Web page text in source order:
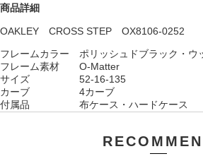
商品詳細
OAKLEY CROSS STEP OX8106-0252
フレームカラー ポリッシュドブラック・ウ
フレーム素材 O-Matter
サイズ 52-16-135
カーブ 4カーブ
付属品 布ケース・ハードケース